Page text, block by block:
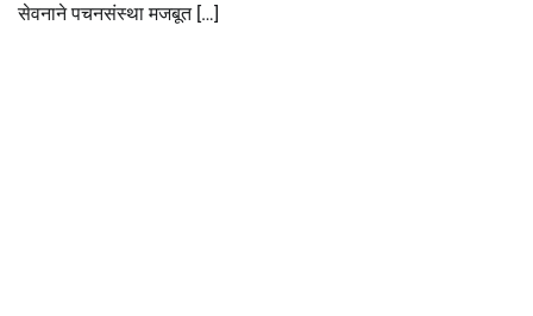
सेवनाने पचनसंस्था मजबूत […]